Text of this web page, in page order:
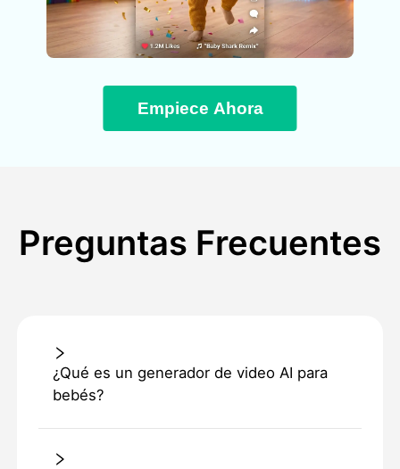
Empiece Ahora
Preguntas Frecuentes
¿Qué es un generador de video AI para
bebés?